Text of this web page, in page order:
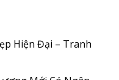
Hiện Đại – Tranh